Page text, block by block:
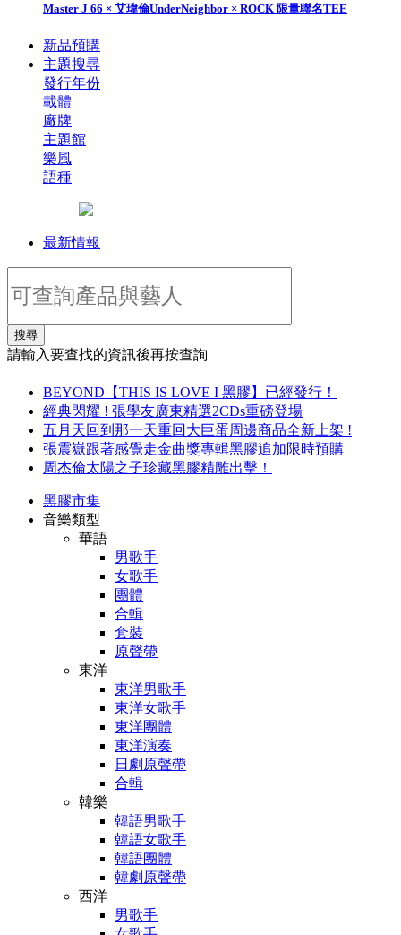
Master J 66 × 艾瑋倫UnderNeighbor × ROCK 限量聯名TEE
新品預購
主題搜尋
發行年份
載體
廠牌
主題館
樂風
語種
最新情報
搜尋
請輸入要查找的資訊後再按查詢
BEYOND【THIS IS LOVE I 黑膠】已經發行！
經典閃耀 ! 張學友廣東精選2CDs重磅登場
五月天回到那一天重回大巨蛋周邊商品全新上架 !
張震嶽跟著感覺走金曲獎專輯黑膠追加限時預購
周杰倫太陽之子珍藏黑膠精雕出擊！
黑膠市集
音樂類型
華語
男歌手
女歌手
團體
合輯
套裝
原聲帶
東洋
東洋男歌手
東洋女歌手
東洋團體
東洋演奏
日劇原聲帶
合輯
韓樂
韓語男歌手
韓語女歌手
韓語團體
韓劇原聲帶
西洋
男歌手